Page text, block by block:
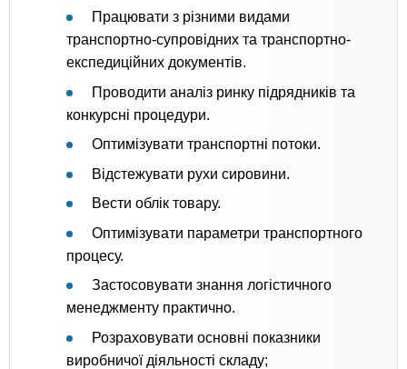
Працювати з різними видами
транспортно-супровідних та транспортно-
експедиційних документів.
Проводити аналіз ринку підрядників та
конкурсні процедури.
Оптимізувати транспортні потоки.
Відстежувати рухи сировини.
Вести облік товару.
Оптимізувати параметри транспортного
процесу.
Застосовувати знання логістичного
менеджменту практично.
Розраховувати основні показники
виробничої діяльності складу;